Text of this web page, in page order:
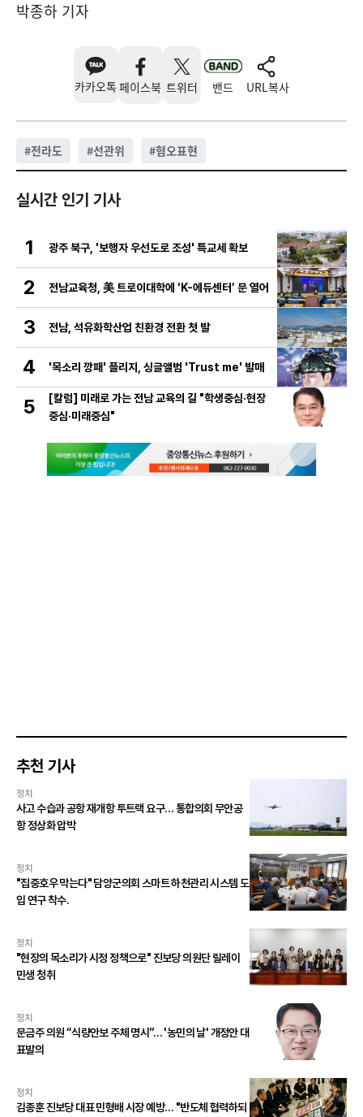
박종하 기자
카카오톡 페이스북 트위터 밴드 URL복사
#전라도 #선관위 #혐오표현
실시간 인기 기사
1 광주 북구, '보행자 우선도로 조성' 특교세 확보
2 전남교육청, 美 트로이대학에 ‘K-에듀센터’ 문 열어
3 전남, 석유화학산업 친환경 전환 첫 발
4 '목소리 깡패' 플리지, 싱글앨범 'Trust me' 발매
5
[칼럼] 미래로 가는 전남 교육의 길 "학생중심·현장
중심·미래중심"
추천 기사
정치
사고 수습과 공항 재개항 투트랙 요구… 통합의회 무안공
항 정상화 압박
정치
"집중호우 막는다" 담양군의회 스마트 하천관리 시스템 도
입 연구 착수.
정치
"현장의 목소리가 시정 정책으로" 진보당 의원단 릴레이
민생 청취
정치
문금주 의원 “식량안보 주체 명시”… '농민의 날' 개정안 대
표발의
정치
김종훈 진보당 대표 민형배 시장 예방… "반도체 협력하되